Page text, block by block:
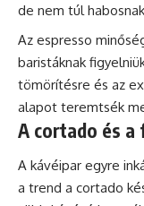
de nem túl
Az espresso
baristáknak
tömörítésre és az
alapot teremtsék
A cortado és
A kávéipar egyre
a trend a cortado